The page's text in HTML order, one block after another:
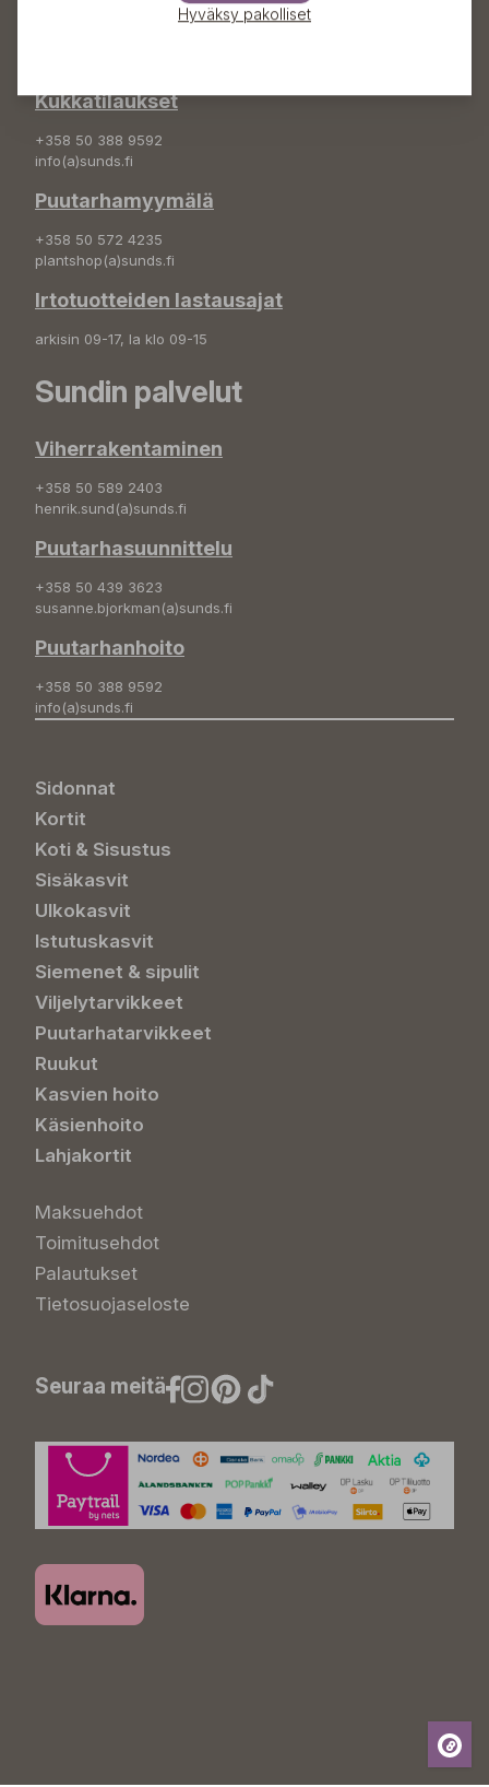
Kukkatilaukset
+358 50 388 9592
info(a)sunds.fi
Puutarhamyymälä
+358 50 572 4235
plantshop(a)sunds.fi
Irtotuotteiden lastausajat
arkisin 09-17, la klo 09-15
Sundin palvelut
Viherrakentaminen
+358 50 589 2403
henrik.sund(a)sunds.fi
Puutarhasuunnittelu
+358 50 439 3623
susanne.bjorkman(a)sunds.fi
Puutarhanhoito
+358 50 388 9592
info(a)sunds.fi
Sidonnat
Kortit
Koti & Sisustus
Sisäkasvit
Ulkokasvit
Istutuskasvit
Siemenet & sipulit
Viljelytarvikkeet
Puutarhatarvikkeet
Ruukut
Kasvien hoito
Käsienhoito
Lahjakortit
Maksuehdot
Toimitusehdot
Palautukset
Tietosuojaseloste
Seuraa meitä
Hyväksy pakolliset